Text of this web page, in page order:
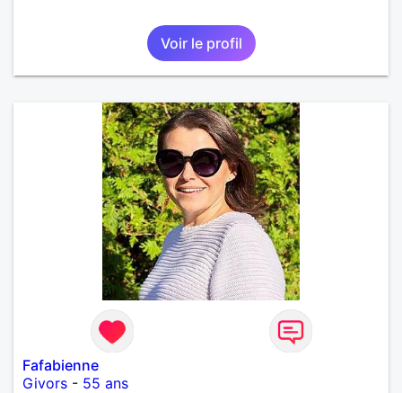
Voir le profil
Fafabienne
Givors - 55 ans